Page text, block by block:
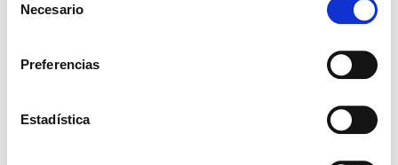
Necesario
Preferencias
Estadística